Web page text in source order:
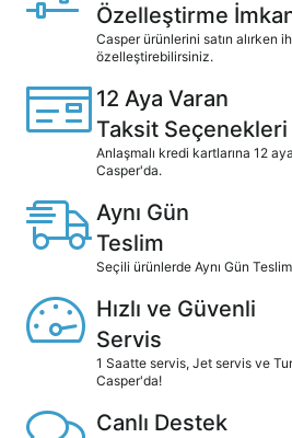
Özelleştirme
Casper ürünlerini satın alırken
özelleştirebilirsiniz.
12 Aya Varan
Taksit Seçenekleri
Anlaşmalı kredi kartlarına 12
Casper'da.
Aynı Gün
Teslim
Seçili ürünlerde Aynı Gün
Hızlı ve Güvenli
Servis
1 Saatte servis, Jet servis ve
Casper'da!
Canlı Destek